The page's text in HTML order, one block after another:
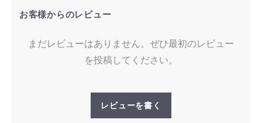
お客様からのレビュー
まだレビューはありません。ぜひ最初のレビュー
を投稿してください。
レビューを書く